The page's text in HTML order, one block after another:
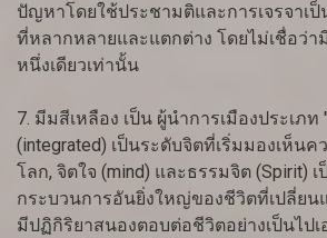
ปัญหาโดยใช้ประชามติและการเจรจาเ
ที่หลากหลายและแตกต่าง โดยไม่เชื่อว่า
หนึ่งเดียวเท่านั้น
7. มีมสีเหลือง เป็น ผู้นำการเมืองประเภ
(integrated) เป็นระดับจิตที่เริ่มมองเห็นค
โลก, จิตใจ (mind) และธรรมจิต (Spirit)
กระบวนการอันยิ่งใหญ่ของชีวิตที่เปลี่ยน
มีปฏิกิริยาสนองตอบต่อชีวิตอย่างเป็นไปเ